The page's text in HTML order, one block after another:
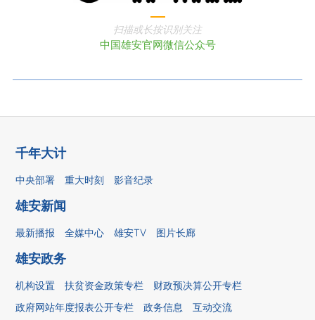
扫描或长按识别关注
中国雄安官网微信公众号
千年大计
中央部署 重大时刻 影音纪录
雄安新闻
最新播报 全媒中心 雄安TV 图片长廊
雄安政务
机构设置 扶贫资金政策专栏
财政预决算公开专栏
政府网站年度报表公开专栏
政务信息 互动交流